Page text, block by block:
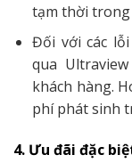
tạm thời trong
Đối với các
qua
khách hàng.
phí phát sinh
4. Ưu đãi đặc